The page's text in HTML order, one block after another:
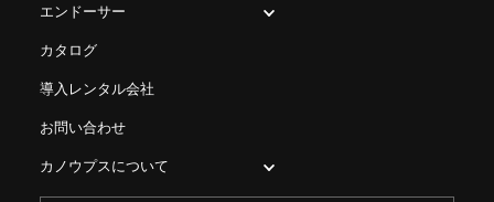
エンドーサー
カタログ
導入レンタル会社
お問い合わせ
カノウプスについて